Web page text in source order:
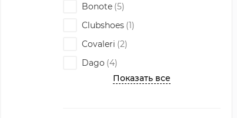
Bonote
Clubshoes
Covaleri
Dago
Показать все